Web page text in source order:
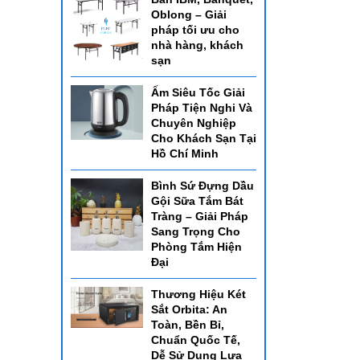
Oblong – Giải
pháp tối ưu cho
nhà hàng, khách
sạn
Ấm Siêu Tốc Giải
Pháp Tiện Nghi Và
Chuyên Nghiệp
Cho Khách Sạn Tại
Hồ Chí Minh
Bình Sứ Đựng Dầu
Gội Sữa Tắm Bát
Tràng – Giải Pháp
Sang Trọng Cho
Phòng Tắm Hiện
Đại
Thương Hiệu Két
Sắt Orbita: An
Toàn, Bền Bỉ,
Chuẩn Quốc Tế,
Dễ Sử Dụng Lựa